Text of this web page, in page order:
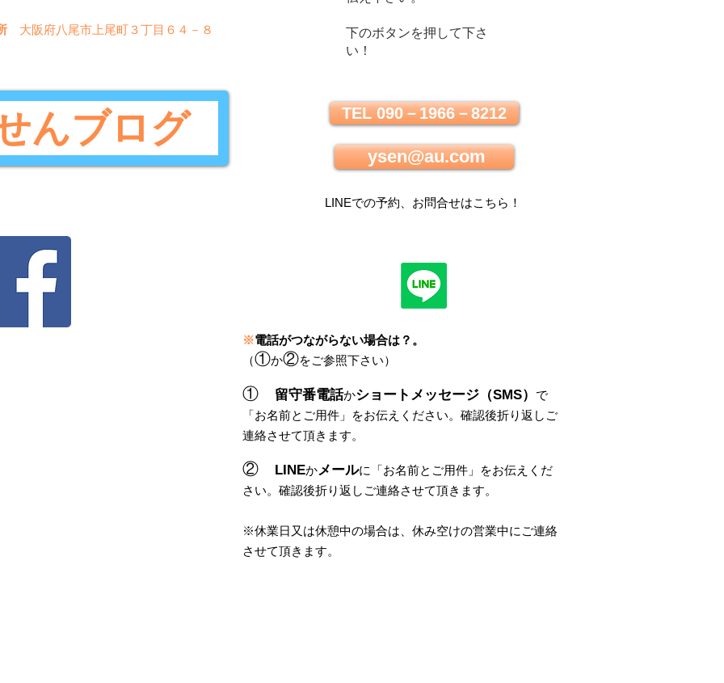
んブログ
下のボタンを押して下さ
い！
TEL 090－1966－8212
ysen@au.com
LINEでの予約、お問合せはこちら ！
大阪府八尾市上尾町３丁目６４－８
※電話がつながらない場合は？ 。
（①か②をご参照下さい）
① 留守番電話かショートメッセージ（SMS）
で
「お名前とご用件 」 をお伝えください。 確認後折り返しご
連絡させて頂きます。
② LINEかメールに 「お名前とご用件 」
をお伝えくだ
さい。 確認後折り返しご連絡させて頂きます。
​※休業日又は休憩中の場合は、休み空けの営業中にご連絡
させて頂きます。